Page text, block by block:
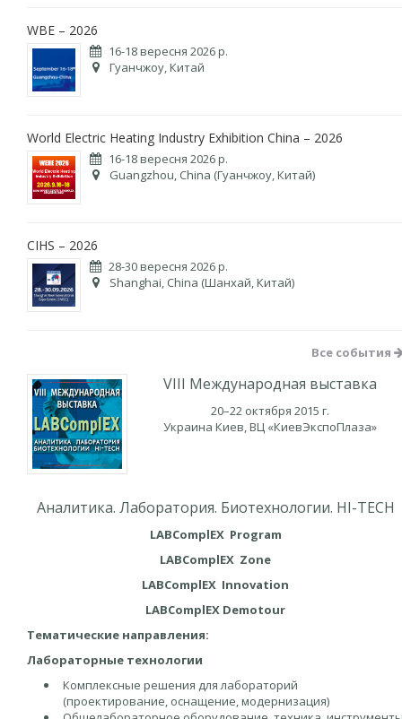
WBE – 2026
16-18 вересня 2026 р.
Гуанчжоу, Китай
World Electric Heating Industry Exhibition China – 2026
16-18 вересня 2026 р.
Guangzhou, China (Гуанчжоу, Китай)
CIHS – 2026
28-30 вересня 2026 р.
Shanghai, China (Шанхай, Китай)
Все события
VIII Международная выставка
20–22 октября 2015 г.
Украина Киев, ВЦ «КиевЭкспоПлаза»
Аналитика. Лаборатория. Биотехнологии. HI-TECH
LABComplEX Program
LABComplEX Zone
LABComplEX Innovation
LABComplEX Demotour
Тематические направления:
Лабораторные технологии
Комплексные решения для лабораторий
(проектирование, оснащение, модернизация)